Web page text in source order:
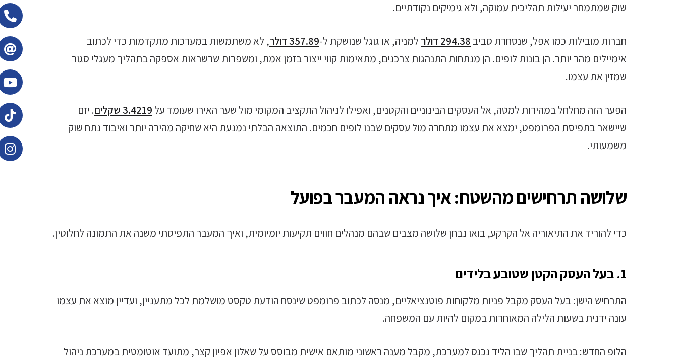
שוק שמתמחר יעילות תהליכית עמוקה, ולא גימיקים נקודתיים.
חברות מובילות כמו אפל, שנסחרת סביב 294.38 דולר למניה, או גוגל שנושקת ל-357.89 דולר
, לא משתמשות במערכות מתקדמות כדי לכתוב
אימיילים מהר יותר. הן בונות לופים. הן מנתחות התנהגות צרכנים, מתאימות קווי ייצור בזמן אמת, ומשפרות שרשראות אספקה בתהליך מעגלי סגור
שמזין את עצמו.
הפער הזה מחלחל במהירות למטה, אל העסקים הבינוניים והקטנים, ואפילו לניהול התקציב המקומי מול שער האירו שעומד על 3.4219 שקלים
. יזם
שיישאר בתפיסת הפרומפט, ימצא את עצמו מתחרה מול עסקים שבנו לופים חכמים. התוצאה הבלתי נמנעת היא שחיקה מהירה יותר ואיבוד נתח שוק
משמעותי.
שלושה תרחישים מהשטח: איך נראה המעבר בפועל
כדי להוריד את התיאוריה אל הקרקע, בואו נבחן שלושה מצבים שבהם מנהלים חווים תקיעות יומיומית, ואיך המעבר התפיסתי משנה את התמונה לחלוטין.
1. בעל העסק הקטן שטובע בלידים
התרחיש הישן: בעל העסק מקבל פניות מלקוחות פוטנציאליים, מנסה לכתוב פרומפט שינסח הודעת טקסט מושלמת לכל מתעניין, ועדיין מוצא את עצמו
עונה ידנית בשעות הלילה המאוחרות במקום להיות עם המשפחה.
הלופ החדש: בניית תהליך שבו הליד נכנס למערכת, מקבל מענה ראשוני מותאם אישית מבוסס על שאלון אפיון קצר, מתועד אוטומטית במערכת ניהול